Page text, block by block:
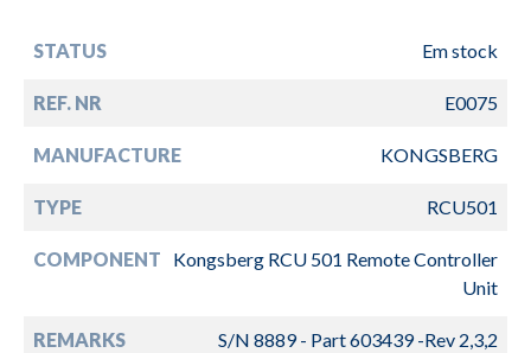
STATUS Em stock
REF. NR E0075
MANUFACTURE KONGSBERG
TYPE RCU501
COMPONENT
Kongsberg RCU 501 Remote Controller
Unit
REMARKS S/N 8889 - Part 603439 -Rev 2,3,2